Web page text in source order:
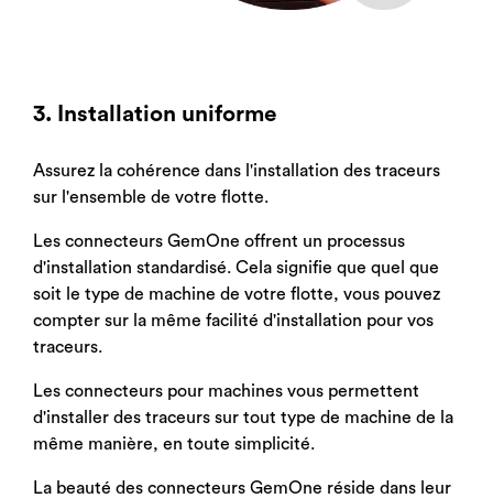
3. Installation uniforme
Assurez la cohérence dans l'installation des traceurs
sur l'ensemble de votre flotte.
Les connecteurs GemOne offrent un processus
d'installation standardisé. Cela signifie que quel que
soit le type de machine de votre flotte, vous pouvez
compter sur la même facilité d'installation pour vos
traceurs.
Les connecteurs pour machines vous permettent
d'installer des traceurs sur tout type de machine de la
même manière, en toute simplicité.
La beauté des connecteurs GemOne réside dans leur